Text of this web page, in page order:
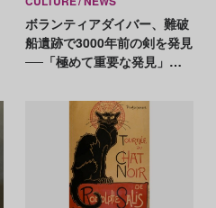
ボランティアダイバー、難破
船遺跡で3000年前の剣を発見
──「極めて重要な発見」と